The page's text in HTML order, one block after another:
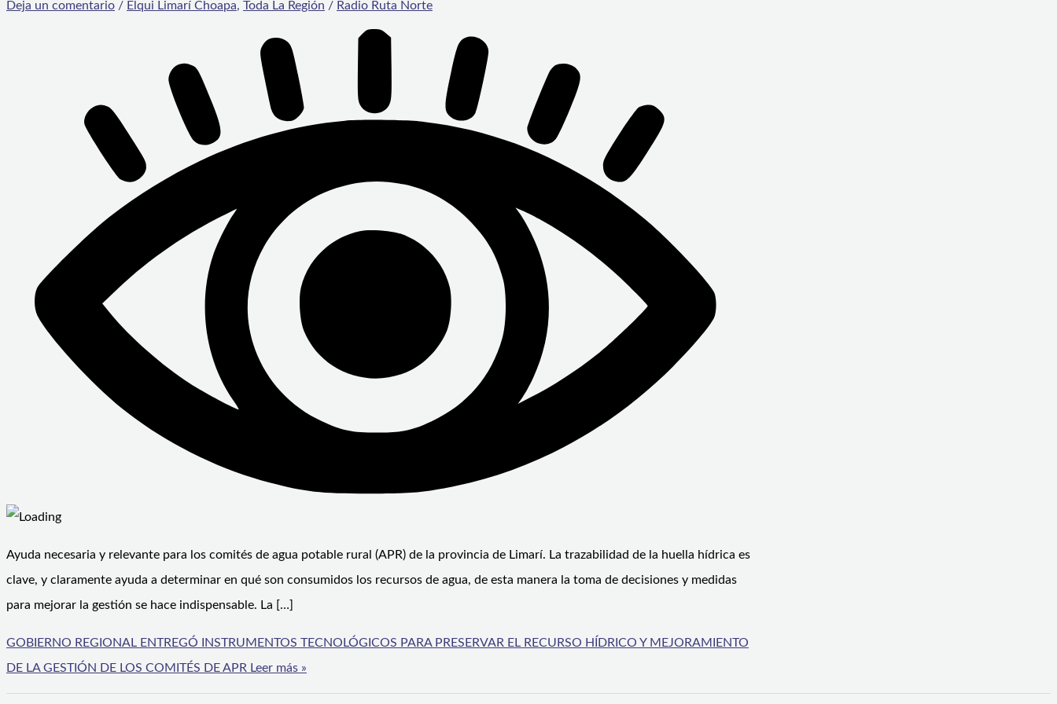
Deja un comentario / Elqui Limarí Choapa, Toda La Región / Radio Ruta Norte
Ayuda necesaria y relevante para los comités de agua potable rural (APR) de la provincia de Limarí. La trazabilidad de la huella hídrica es
clave, y claramente ayuda a determinar en qué son consumidos los recursos de agua, de esta manera la toma de decisiones y medidas
para mejorar la gestión se hace indispensable. La […]
GOBIERNO REGIONAL ENTREGÓ INSTRUMENTOS TECNOLÓGICOS PARA PRESERVAR EL RECURSO HÍDRICO Y MEJORAMIENTO
DE LA GESTIÓN DE LOS COMITÉS DE APR Leer más »